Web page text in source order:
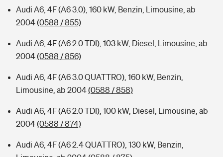
Audi A6, 4F (A6 3.0), 160 kW, Benzin, Limousine, ab
2004(0588 / 855)
Audi A6, 4F (A6 2.0 TDI), 103 kW, Diesel, Limousine, ab
2004(0588 / 856)
Audi A6, 4F (A6 3.0 QUATTRO), 160 kW, Benzin,
Limousine, ab 2004(0588 / 858)
Audi A6, 4F (A6 2.0 TDI), 100 kW, Diesel, Limousine, ab
2004(0588 / 874)
Audi A6, 4F (A6 2.4 QUATTRO), 130 kW, Benzin,